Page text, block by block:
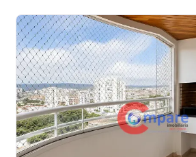
simplificar a relação de proprietários,
compradores com o mercado
Anuncie seu imóvel! É fácil, rápido e
Compare é uma imobiliária digital
diversas cidades do Brasil, incluindo
Na Imobiliária Compare você
seu imóvel muito mais rápido do que